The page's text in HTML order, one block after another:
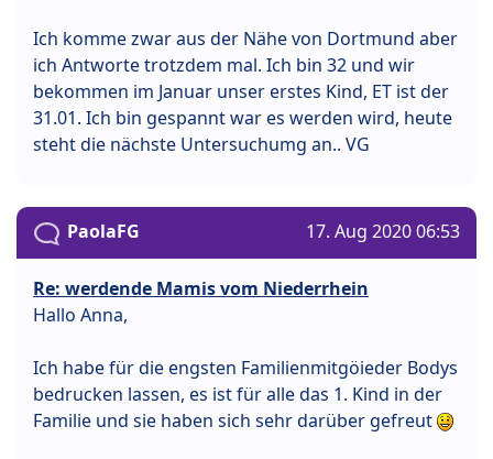
Ich komme zwar aus der Nähe von Dortmund aber
ich Antworte trotzdem mal. Ich bin 32 und wir
bekommen im Januar unser erstes Kind, ET ist der
31.01. Ich bin gespannt war es werden wird, heute
steht die nächste Untersuchumg an.. VG
PaolaFG 17. Aug 2020 06:53
Re: werdende Mamis vom Niederrhein
Hallo Anna,
Ich habe für die engsten Familienmitgöieder Bodys
bedrucken lassen, es ist für alle das 1. Kind in der
Familie und sie haben sich sehr darüber gefreut